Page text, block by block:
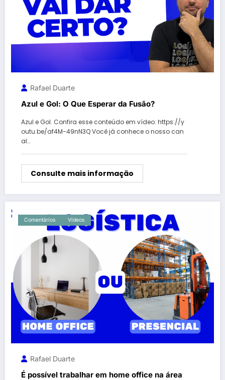
Rafael Duarte
Azul e Gol: O Que Esperar da Fusão?
Azul e Gol. Confira esse conteúdo em vídeo: https://y
outu.be/af4M-49nN3Q Você já conhece o nosso can
al…
Consulte mais informação
Comentários Vídeos
Rafael Duarte
É possível trabalhar em home office na área